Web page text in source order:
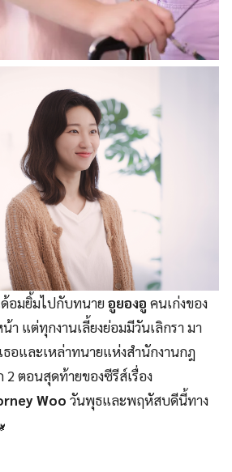
อมยิ้มไปกับทนายอูยองอู คนเก่งของ
า แต่ทุกงานเลี้ยงย่อมมีวันเลิกรา มา
ธอและเหล่าทนายแห่งสำนักงานกฎ
ตอนสุดท้ายของซีรีส์เรื่อง
Woo วันพุธและพฤหัสบดีนี้ทาง